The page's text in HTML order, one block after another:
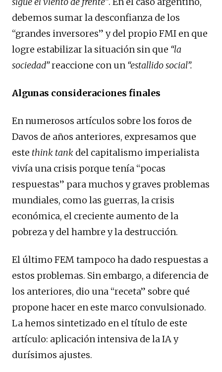
debemos sumar la desconfianza de los
“grandes inversores” y del propio FMI en que
logre estabilizar la situación sin que “la
sociedad”reaccione con un “estallido social”.
Algunas consideraciones finales
En numerosos artículos sobre los foros de
Davos de años anteriores, expresamos que
este think tank del capitalismo imperialista
vivía una crisis porque tenía “pocas
respuestas” para muchos y graves problemas
mundiales, como las guerras, la crisis
económica, el creciente aumento de la
pobreza y del hambre y la destrucción.
El último FEM tampoco ha dado respuestas a
estos problemas. Sin embargo, a diferencia de
los anteriores, dio una “receta” sobre qué
propone hacer en este marco convulsionado.
La hemos sintetizado en el título de este
artículo: aplicación intensiva de la IA y
durísimos ajustes.